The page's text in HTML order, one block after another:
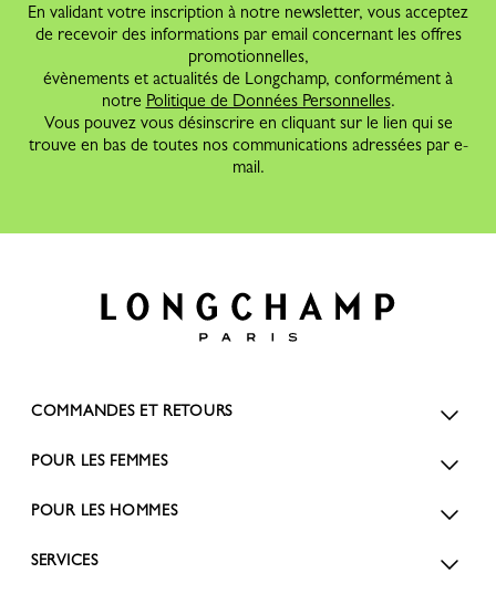
En validant votre inscription à notre newsletter, vous acceptez
de recevoir des informations par email concernant les offres
promotionnelles,
évènements et actualités de Longchamp, conformément à
notre Politique de Données Personnelles.
Vous pouvez vous désinscrire en cliquant sur le lien qui se
trouve en bas de toutes nos communications adressées par e-
mail.
COMMANDES ET RETOURS
POUR LES FEMMES
POUR LES HOMMES
SERVICES